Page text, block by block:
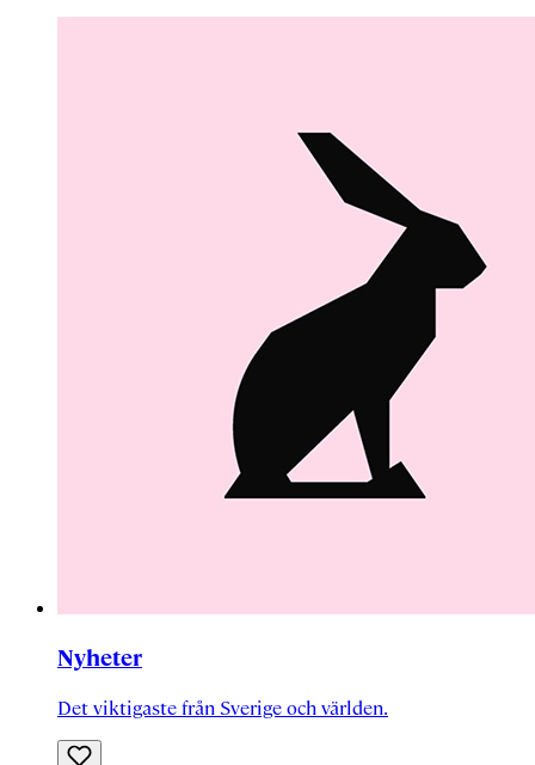
Nyheter
Det viktigaste från Sverige och världen.